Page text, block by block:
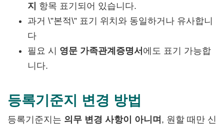
지 항목 표기되어 있습니다.
과거 \”본적\” 표기 위치와 동일하거나 유사합니
다
필요 시 영문 가족관계증명서 에도 표기 가능합
니다.
등록기준지 변경 방법
등록기준지는 의무 변경 사항이 아니며 , 원할 때만 신